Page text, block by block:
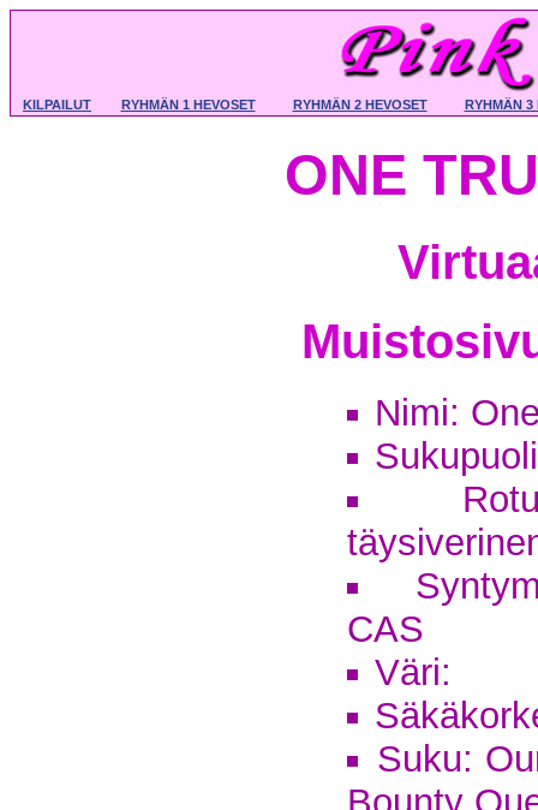
KILPAILUT RYHMÄN 1 HEVOSET RYHMÄN 2 HEVOSET RYHMÄN 3
ONE
Nimi:
CAS
Väri:
Suku: